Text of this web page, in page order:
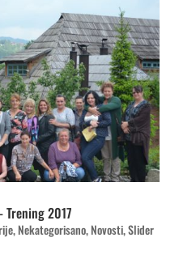
Trening 2017
,Nekategorisano,Novosti,Slider